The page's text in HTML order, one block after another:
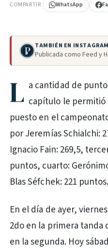
COMPARTIR WhatsApp
TAMBIÉN EN INSTAGRAM
Publicada como Feed y
L a cantidad de
capítulo le permitió
puesto en el
por Jeremías Schialchi:
Ignacio Fain: 269,5,
puntos, cuarto:
Blas Séfchek: 221 puntos.
En el día de ayer,
2do en la primera
en la segunda. Hoy